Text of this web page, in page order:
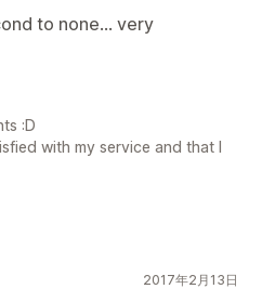
to none... very
:D
with my service and that I
2017年2月13日